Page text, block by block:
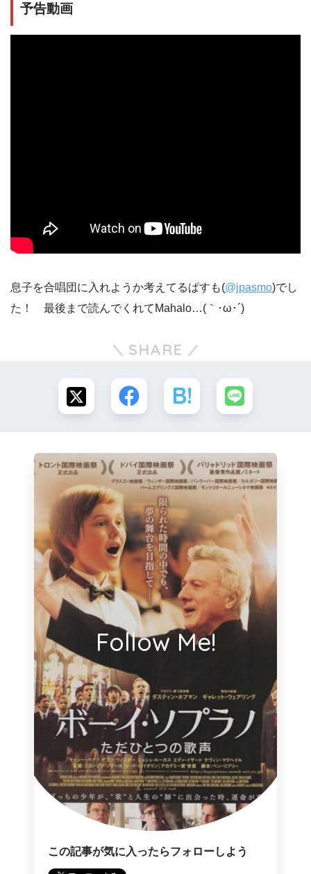
予告動画
息子を合唱団に入れようか考えてるぱすも(@jpasmo)でし
た！ 最後まで読んでくれてMahalo…(｀･ω･´)ゞ
SHARE
Follow Me!
この記事が気に入ったらフォローしよう